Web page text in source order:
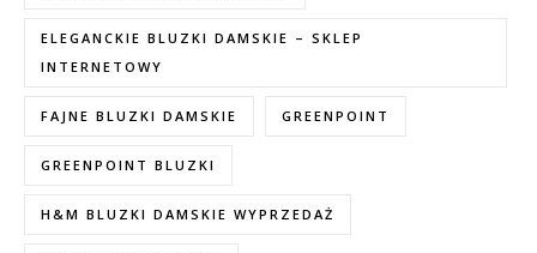
ELEGANCKIE BLUZKI DAMSKIE – SKLEP
INTERNETOWY
FAJNE BLUZKI DAMSKIE GREENPOINT
GREENPOINT BLUZKI
H&M BLUZKI DAMSKIE WYPRZEDAŻ